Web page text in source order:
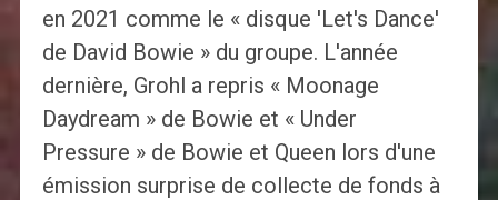
en 2021 comme le « disque 'Let's Dance'
de David Bowie » du groupe. L'année
dernière, Grohl a repris « Moonage
Daydream » de Bowie et « Under
Pressure » de Bowie et Queen lors d'une
émission surprise de collecte de fonds à